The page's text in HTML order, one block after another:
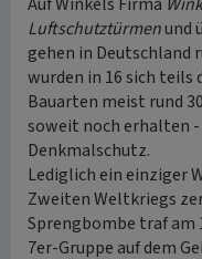
Luftschutztürmenund
gehen in Deutschland
wurden in 16 sich teils
Bauarten meist rund
soweit noch erhalten
Denkmalschutz.
Lediglich ein einziger
Zweiten Weltkriegs
Sprengbombe traf am
7er-Gruppe auf dem